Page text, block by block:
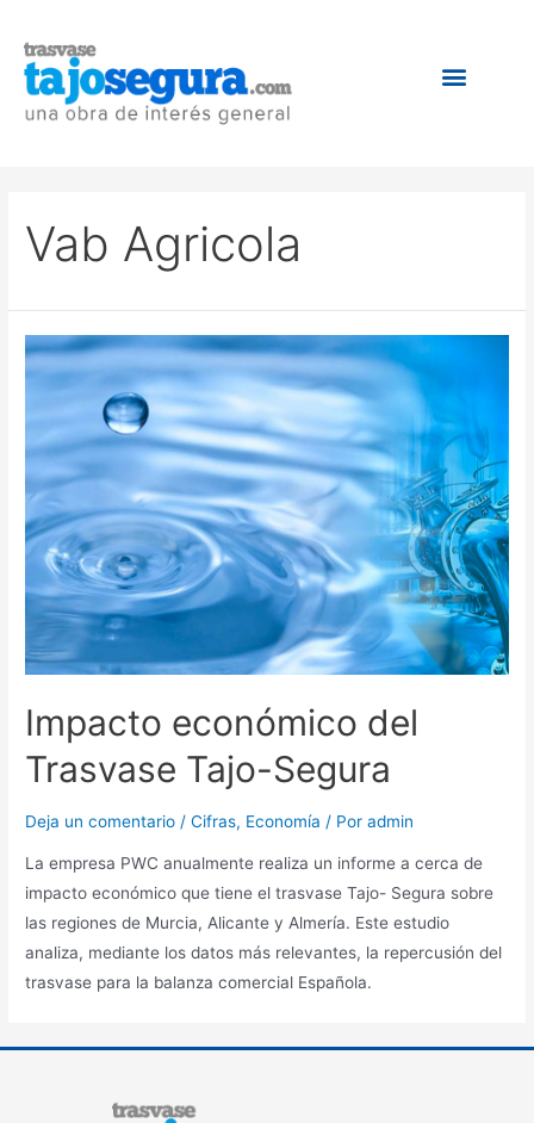
Vab Agricola
Impacto económico del
Trasvase Tajo-Segura
Deja un comentario /Cifras, Economía / Poradmin
La empresa PWC anualmente realiza un informe a cerca de
impacto económico que tiene el trasvase Tajo- Segura sobre
las regiones de Murcia, Alicante y Almería. Este estudio
analiza, mediante los datos más relevantes, la repercusión del
trasvase para la balanza comercial Española.